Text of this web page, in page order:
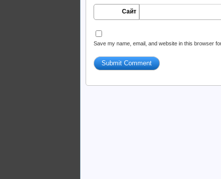
Сайт
Save my name, email, and website in this browser